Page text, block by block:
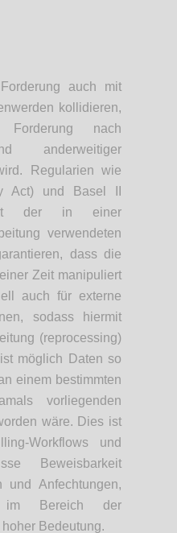
auch mit
kollidieren,
nach
anderweitiger
Regularien wie
Act) und Basel II
der in einer
verwendeten
dass die
Zeit manipuliert
auch für externe
sodass hiermit
(reprocessing)
möglich Daten so
einem bestimmten
vorliegenden
wäre. Dies ist
Workflows und
Beweisbarkeit
und Anfechtungen,
Bereich der
Bedeutung.